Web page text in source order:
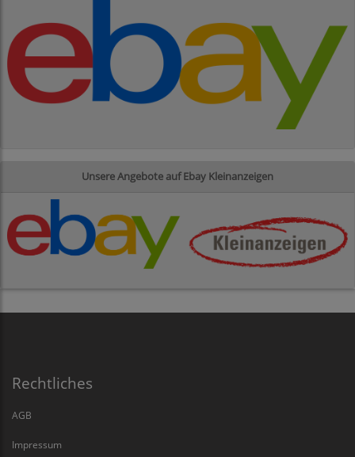
Unsere Angebote auf Ebay Kleinanzeigen
Rechtliches
AGB
Impressum